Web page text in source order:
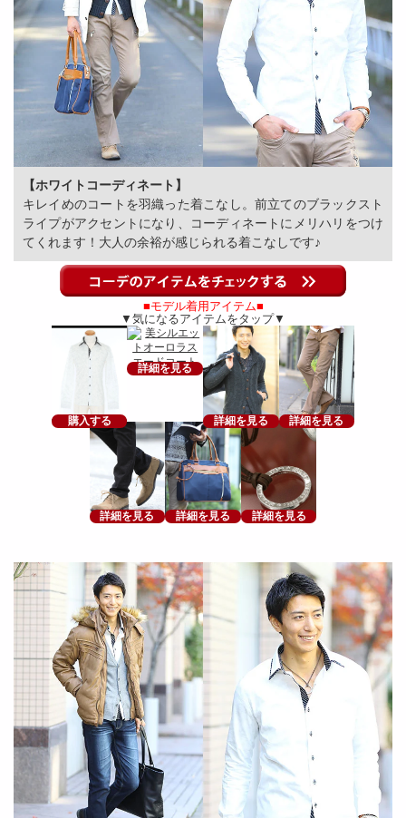
【ホワイトコーディネート】
キレイめのコートを羽織った着こなし。前立てのブラックスト
ライプがアクセントになり、コーディネートにメリハリをつけ
てくれます！大人の余裕が感じられる着こなしです♪
■モデル着用アイテム■
▼気になるアイテムをタップ▼